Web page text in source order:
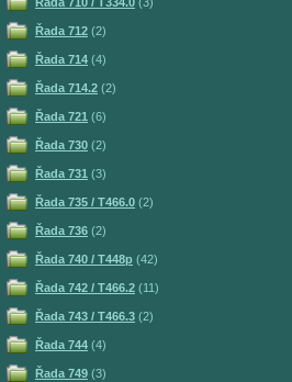
Řada 712 (2)
Řada 714 (4)
Řada 714.2 (2)
Řada 721 (6)
Řada 730 (2)
Řada 731 (3)
Řada 735 / T466.0 (2)
Řada 736 (2)
Řada 740 / T448p (42)
Řada 742 / T466.2 (11)
Řada 743 / T466.3 (2)
Řada 744 (4)
Řada 749 (3)